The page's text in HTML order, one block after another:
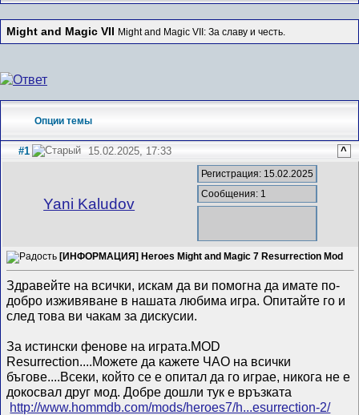
Might and Magic VII Might and Magic VII: За славу и честь.
Опции темы
#1 15.02.2025, 17:33 ^
Yani Kaludov
Регистрация: 15.02.2025
Сообщения: 1
[ИНФОРМАЦИЯ] Heroes Might and Magic 7 Resurrection Mod
Здравейте на всички, искам да ви помогна да имате по-
добро изживяване в нашата любима игра. Опитайте го и
след това ви чакам за дискусии.
За истински фенове на играта.MOD
Resurrection....Можете да кажете ЧАО на всички
бъгове....Всеки, който се е опитал да го играе, никога не е
докосвал друг мод. Добре дошли тук е връзката
http://www.hommdb.com/mods/heroes7/h...esurrection-2/